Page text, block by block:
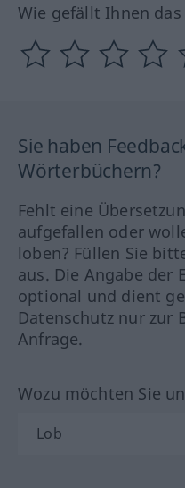
Wie gefällt Ihnen
Sie haben
Wörterbüchern?
Fehlt eine
aufgefallen oder
loben? Füllen Sie
aus. Die Angabe der
optional und dient
Datenschutz nur zur
Anfrage.
Wozu möchten Sie